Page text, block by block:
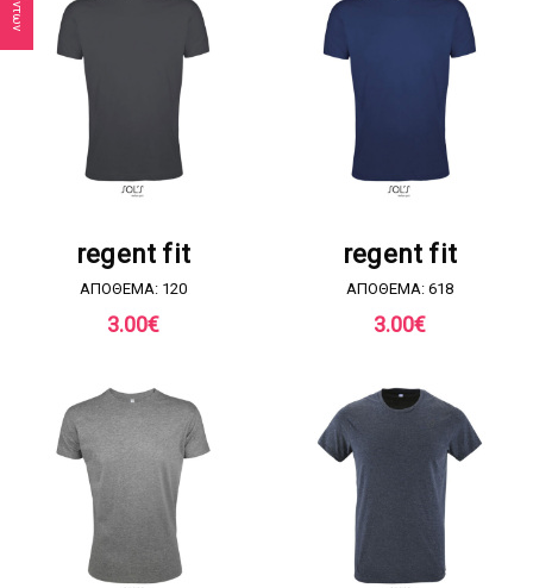
regent fit
ΑΠΟΘΕΜΑ: 120
3.00€
regent fit
ΑΠΟΘΕΜΑ: 618
3.00€